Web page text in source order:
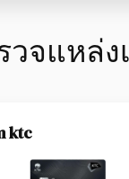
วจแหล่
ktc